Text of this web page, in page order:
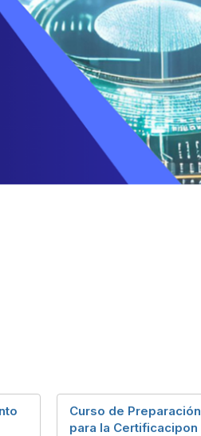
Curso de Preparación
para la Certificacipon